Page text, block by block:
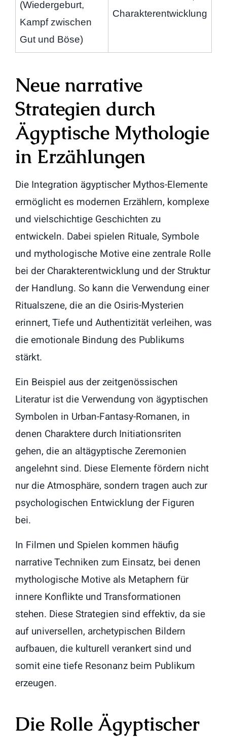
(Wiedergeburt,
Kampf zwischen
Gut und Böse)
Charakterentwicklung
Neue narrative
Strategien durch
Ägyptische Mythologie
in Erzählungen
Die Integration ägyptischer Mythos-Elemente
ermöglicht es modernen Erzählern, komplexe
und vielschichtige Geschichten zu
entwickeln. Dabei spielen Rituale, Symbole
und mythologische Motive eine zentrale Rolle
bei der Charakterentwicklung und der Struktur
der Handlung. So kann die Verwendung einer
Ritualszene, die an die Osiris-Mysterien
erinnert, Tiefe und Authentizität verleihen, was
die emotionale Bindung des Publikums
stärkt.
Ein Beispiel aus der zeitgenössischen
Literatur ist die Verwendung von ägyptischen
Symbolen in Urban-Fantasy-Romanen, in
denen Charaktere durch Initiationsriten
gehen, die an altägyptische Zeremonien
angelehnt sind. Diese Elemente fördern nicht
nur die Atmosphäre, sondern tragen auch zur
psychologischen Entwicklung der Figuren
bei.
In Filmen und Spielen kommen häufig
narrative Techniken zum Einsatz, bei denen
mythologische Motive als Metaphern für
innere Konflikte und Transformationen
stehen. Diese Strategien sind effektiv, da sie
auf universellen, archetypischen Bildern
aufbauen, die kulturell verankert sind und
somit eine tiefe Resonanz beim Publikum
erzeugen.
Die Rolle Ägyptischer